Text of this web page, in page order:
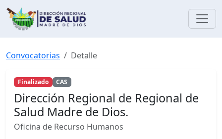
Convocatorias Detalle
Finalizado CAS
Dirección Regional de Regional de
Salud Madre de Dios.
Oficina de Recurso Humanos